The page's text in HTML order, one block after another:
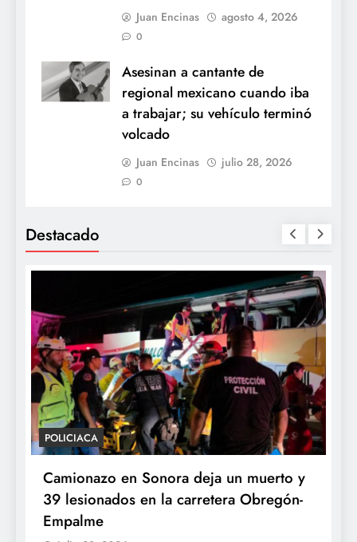
Juan Encinas agosto 4, 2026
0
Asesinan a cantante de
regional mexicano cuando iba
a trabajar; su vehículo terminó
volcado
Juan Encinas julio 28, 2026
0
Destacado
POLICIACA
Camionazo en Sonora deja un muerto y
39 lesionados en la carretera Obregón-
Empalme